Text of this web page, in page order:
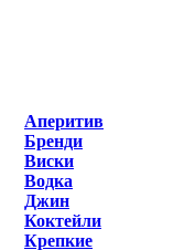
Аперитив
Бренди
Виски
Водка
Джин
Коктейли
Крепкие